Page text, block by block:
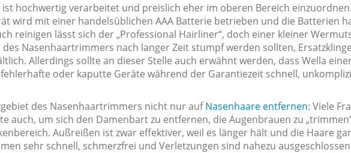
hochwertig verarbeitet und preislich eher im oberen Bereich
wird mit einer handelsüblichen AAA Batterie betrieben und die Batterien
reinigen lässt sich der „Professional Hairliner“, doch einer kleiner
Nasenhaartrimmers nach langer Zeit stumpf werden sollten,
Allerdings sollte an dieser Stelle auch erwähnt werden, dass Wella
oder kaputte Geräte während der Garantiezeit schnell,
des Nasenhaartrimmers nicht nur aufNasenhaare entfernen: Viele
auch, um sich den Damenbart zu entfernen, die Augenbrauen zu
Außreißen ist zwar effektiver, weil es länger hält und die Haare
sehr schnell, schmerzfrei und Verletzungen sind nahezu